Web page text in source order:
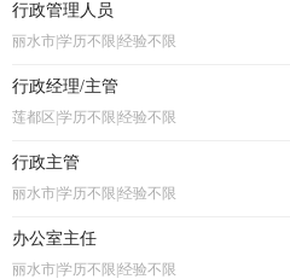
行政管理人员
丽水市|学历不限|经验不限
行政经理/主管
莲都区|学历不限|经验不限
行政主管
丽水市|学历不限|经验不限
办公室主任
丽水市|学历不限|经验不限